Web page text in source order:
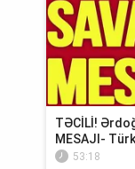
TƏCİLİ!
MESAJI-
TV Müsavat
53:18